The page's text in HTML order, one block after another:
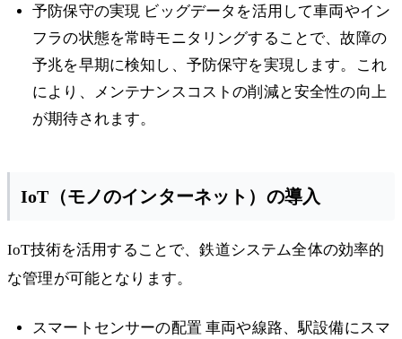
予防保守の実現 ビッグデータを活用して車両やイン
フラの状態を常時モニタリングすることで、故障の
予兆を早期に検知し、予防保守を実現します。これ
により、メンテナンスコストの削減と安全性の向上
が期待されます。
IoT（モノのインターネット）の導入
IoT技術を活用することで、鉄道システム全体の効率的
な管理が可能となります。
スマートセンサーの配置 車両や線路、駅設備にスマ